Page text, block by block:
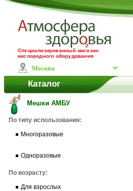
Специализированный магазин
кислородного оборудования
Каталог
Мешки АМБУ
По типу использования:
Многоразовые
Одноразовые
По возрасту:
Для взрослых